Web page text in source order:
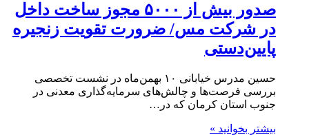
صدور بیش ‌از ۵۰۰۰ مجوز ساخت داخل
در شرکت مس/ ضرورت تقویت زنجیره
پایین‌دستی
حسین مدرس خیابانی ۱۰ بهمن‌ماه در نشست تخصصی
بررسی فرصت‌ها و چالش‌های سرمایه‌گذاری معدنی در
جنوب استان کرمان که در…
بیشتر بخوانید »